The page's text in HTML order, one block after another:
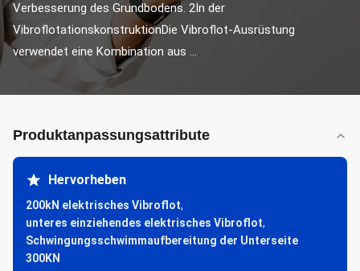
Verbesserung des Grundbodens. 2In der
VibroflotationskonstruktionDie Vibroflot-Ausrüstung
verwendet eine Kombination aus ...
Produktanpassungsattribute
Hervorheben
200kN elektrisches Vibroflot,
unteres einziehendes elektrisches Vibroflot,
Schwingungsschwimmaufbereitung der Unterseite
300KN